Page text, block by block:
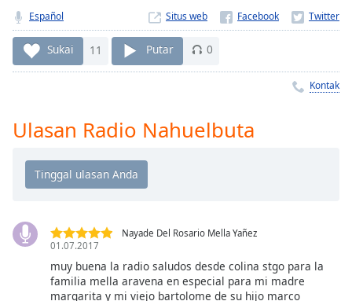
behind
liveLIVE
Remaining
Time-
Playback
Chapters
Descriptions
descriptions
,
Español Situs web
Sukai 11 Putar 0
Kontak
Ulasan Radio Nahuelbuta
Nayade Del Rosario Mella Yañez
01.07.2017
muy buena la radio saludos desde colina stgo para la
familia mella aravena en especial para mi madre
margarita y mi viejo bartolome de su hijo marco